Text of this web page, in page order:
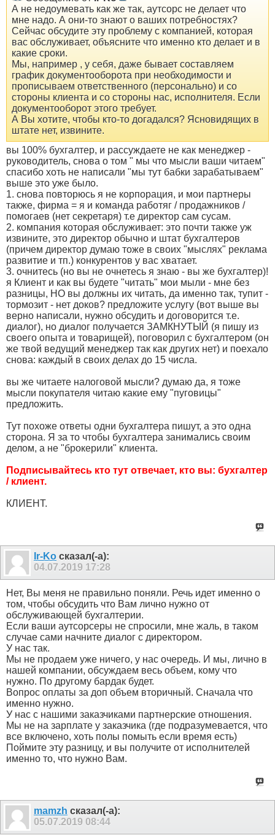
А не недоумевать как же так, аутсорс не делает что
мне надо. А они-то знают о ваших потребностях?
Сейчас обсудите эту проблему с компанией, которая
вас обслуживает, объясните что именно кто делает и в
какие сроки.
Мы, например , у себя, даже бывает составляем
график документооборота при необходимости и
прописываем ответственного (персонально) и со
стороны клиента и со стороны нас, исполнителя. Если
документооборот этого требует.
А Вы хотите, чтобы кто-то догадался? Ясновидящих в
штате нет, извините.
вы 100% бухгалтер, и рассуждаете не как менеджер -
руководитель, снова о том " мы что мысли ваши читаем"
спасибо хоть не написали "мы тут бабки зарабатываем"
выше это уже было.
1. снова повторюсь я не корпорация, и мои партнеры
также, фирма = я и команда работяг / продажников /
помогаев (нет секретаря) т.е директор сам сусам.
2. компания которая обслуживает: это почти также уж
извините, это директор обычно и штат бухгалтеров
(причем директор думаю тоже в своих "мыслях" реклама
развитие и тп.) конкурентов у вас хватает.
3. очнитесь (но вы не очнетесь я знаю - вы же бухгалтер)!
я Клиент и как вы будете "читать" мои мыли - мне без
разницы, НО вы должны их читать, да именно так, тупит -
тормозит - нет доков? предложите услугу (вот выше вы
верно написали, нужно обсудить и договорится т.е.
диалог), но диалог получается ЗАМКНУТЫЙ (я пишу из
своего опыта и товарищей), поговорил с бухгалтером (он
же твой ведущий менеджер так как других нет) и поехало
снова: каждый в своих делах до 15 числа.
вы же читаете налоговой мысли? думаю да, я тоже
мысли покупателя читаю какие ему "пуговицы"
предложить.
Тут похоже ответы одни бухгалтера пишут, а это одна
сторона. Я за то чтобы бухгалтера занимались своим
делом, а не "брокерили" клиента.
Подписывайтесь кто тут отвечает, кто вы: бухгалтер
/ клиент.
КЛИЕНТ.
Ir-Ko сказал(-а):
04.07.2019 17:28
Нет, Вы меня не правильно поняли. Речь идет именно о
том, чтобы обсудить что Вам лично нужно от
обслуживающей бухгалтерии.
Если ваши аутсорсеры не спросили, мне жаль, в таком
случае сами начните диалог с директором.
У нас так.
Мы не продаем уже ничего, у нас очередь. И мы, лично в
нашей компании, обсуждаем весь объем, кому что
нужно. По другому бардак будет.
Вопрос оплаты за доп объем вторичный. Сначала что
именно нужно.
У нас с нашими заказчиками партнерские отношения.
Мы не на зарплате у заказчика (где подразумевается, что
все включено, хоть полы помыть если время есть)
Поймите эту разницу, и вы получите от исполнителей
именно то, что нужно Вам.
mamzh сказал(-а):
05.07.2019 08:44